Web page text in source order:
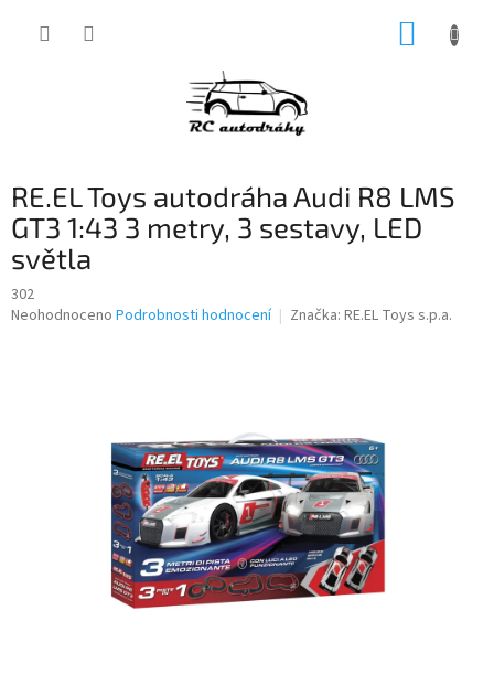
RE.EL Toys autodráha Audi R8 LMS
GT3 1:43 3 metry, 3 sestavy, LED
světla
302
Průměrné
Neohodnoceno Podrobnosti hodnocení Značka: RE.EL Toys s.p.a.